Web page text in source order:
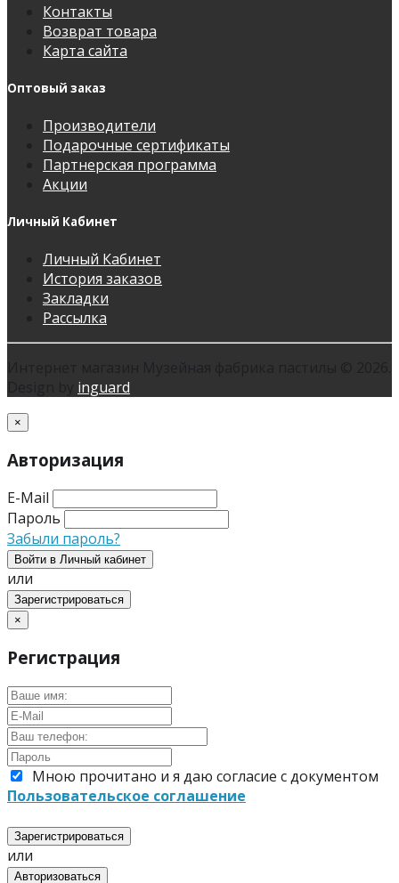
Контакты
Возврат товара
Карта сайта
Оптовый заказ
Производители
Подарочные сертификаты
Партнерская программа
Акции
Личный Кабинет
Личный Кабинет
История заказов
Закладки
Рассылка
inguard
×
Авторизация
E-Mail
Пароль
Забыли пароль?
Войти в Личный кабинет
или
Зарегистрироваться
×
Регистрация
Мною прочитано и я даю согласие с документом
Пользовательское соглашение
Зарегистрироваться
или
Авторизоваться